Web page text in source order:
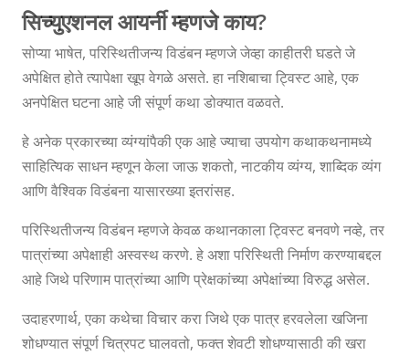
सिच्युएशनल आयर्नी म्हणजे काय?
सोप्या भाषेत, परिस्थितीजन्य विडंबन म्हणजे जेव्हा काहीतरी घडते जे
अपेक्षित होते त्यापेक्षा खूप वेगळे असते. हा नशिबाचा ट्विस्ट आहे, एक
अनपेक्षित घटना आहे जी संपूर्ण कथा डोक्यात वळवते.
हे अनेक प्रकारच्या व्यंग्यांपैकी एक आहे ज्याचा उपयोग कथाकथनामध्ये
साहित्यिक साधन म्हणून केला जाऊ शकतो, नाटकीय व्यंग्य, शाब्दिक व्यंग
आणि वैश्विक विडंबना यासारख्या इतरांसह.
परिस्थितीजन्य विडंबन म्हणजे केवळ कथानकाला ट्विस्ट बनवणे नव्हे, तर
पात्रांच्या अपेक्षाही अस्वस्थ करणे. हे अशा परिस्थिती निर्माण करण्याबद्दल
आहे जिथे परिणाम पात्रांच्या आणि प्रेक्षकांच्या अपेक्षांच्या विरुद्ध असेल.
उदाहरणार्थ, एका कथेचा विचार करा जिथे एक पात्र हरवलेला खजिना
शोधण्यात संपूर्ण चित्रपट घालवतो, फक्त शेवटी शोधण्यासाठी की खरा